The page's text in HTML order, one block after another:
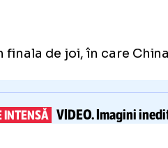
finala de joi, în care
INTENSĂ VIDEO.Imagini